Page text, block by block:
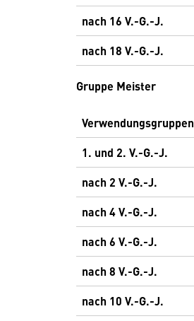
nach 16 V.-G.-J.
nach 18 V.-G.-J.
Gruppe Meister
Verwendungsgruppen
1. und 2. V.-G.-J.
nach 2 V.-G.-J.
nach 4 V.-G.-J.
nach 6 V.-G.-J.
nach 8 V.-G.-J.
nach 10 V.-G.-J.